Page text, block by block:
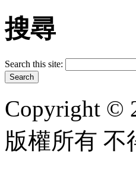
搜尋
Search this site:
Copyright ©
版權所有 不